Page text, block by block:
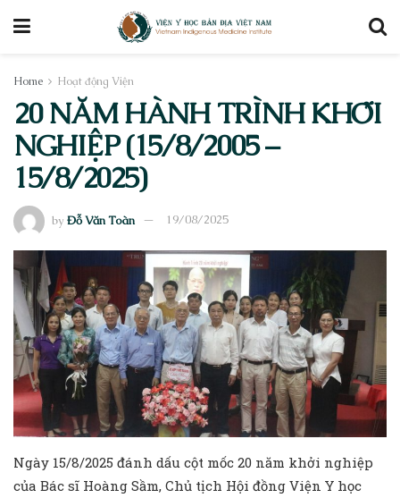
Home Hoạt động Viện
20 NĂM HÀNH TRÌNH KHỞI
NGHIỆP (15/8/2005 –
15/8/2025)
by Đỗ Văn Toàn 19/08/2025
Ngày 15/8/2025 đánh dấu cột mốc 20 năm khởi nghiệp
của Bác sĩ Hoàng Sầm, Chủ tịch Hội đồng Viện Y học